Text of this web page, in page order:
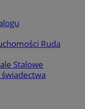
Ruda
Stalowe